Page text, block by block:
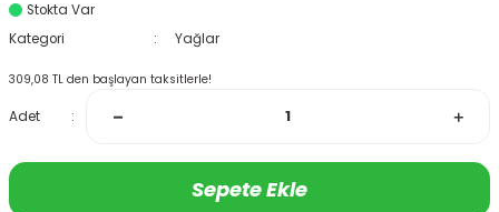
Stokta Var
Kategori
Yağlar
309,08 TL den başlayan taksitlerle!
Adet
Sepete Ekle